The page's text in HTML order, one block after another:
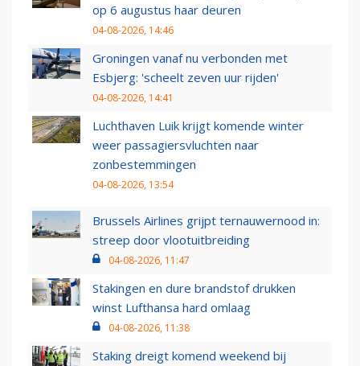
op 6 augustus haar deuren
04-08-2026, 14:46
Groningen vanaf nu verbonden met
Esbjerg: 'scheelt zeven uur rijden'
04-08-2026, 14:41
Luchthaven Luik krijgt komende winter
weer passagiersvluchten naar
zonbestemmingen
04-08-2026, 13:54
Brussels Airlines grijpt ternauwernood in:
streep door vlootuitbreiding
04-08-2026, 11:47
Stakingen en dure brandstof drukken
winst Lufthansa hard omlaag
04-08-2026, 11:38
Staking dreigt komend weekend bij